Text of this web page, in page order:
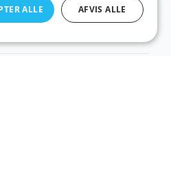
ALLE AFVIS ALLE